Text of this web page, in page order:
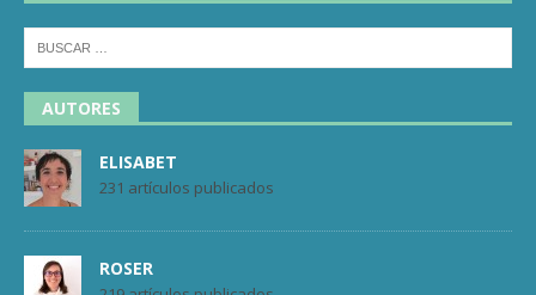
AUTORES
ELISABET
231 artículos publicados
ROSER